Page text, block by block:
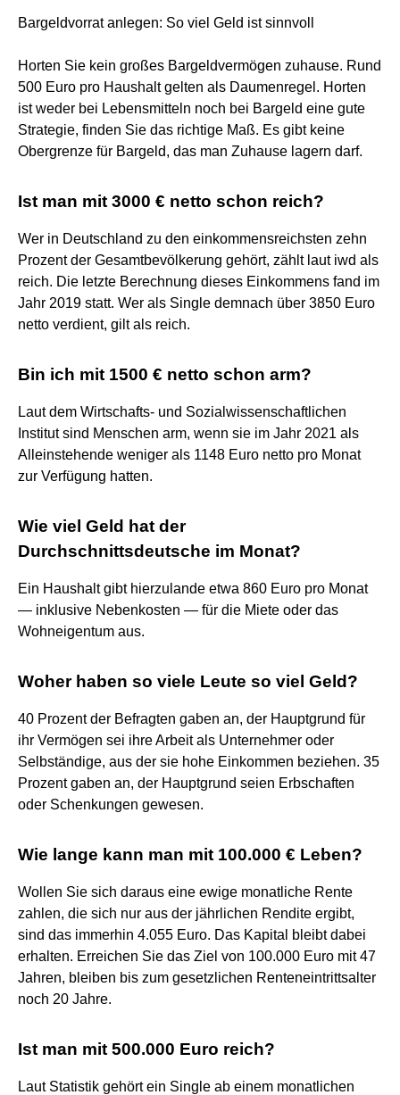
Bargeldvorrat anlegen: So viel Geld ist sinnvoll
Horten Sie kein großes Bargeldvermögen zuhause. Rund
500 Euro pro Haushalt gelten als Daumenregel. Horten
ist weder bei Lebensmitteln noch bei Bargeld eine gute
Strategie, finden Sie das richtige Maß. Es gibt keine
Obergrenze für Bargeld, das man Zuhause lagern darf.
Ist man mit 3000 € netto schon reich?
Wer in Deutschland zu den einkommensreichsten zehn
Prozent der Gesamtbevölkerung gehört, zählt laut iwd als
reich. Die letzte Berechnung dieses Einkommens fand im
Jahr 2019 statt. Wer als Single demnach über 3850 Euro
netto verdient, gilt als reich.
Bin ich mit 1500 € netto schon arm?
Laut dem Wirtschafts- und Sozialwissenschaftlichen
Institut sind Menschen arm, wenn sie im Jahr 2021 als
Alleinstehende weniger als 1148 Euro netto pro Monat
zur Verfügung hatten.
Wie viel Geld hat der
Durchschnittsdeutsche im Monat?
Ein Haushalt gibt hierzulande etwa 860 Euro pro Monat
— inklusive Nebenkosten — für die Miete oder das
Wohneigentum aus.
Woher haben so viele Leute so viel Geld?
40 Prozent der Befragten gaben an, der Hauptgrund für
ihr Vermögen sei ihre Arbeit als Unternehmer oder
Selbständige, aus der sie hohe Einkommen beziehen. 35
Prozent gaben an, der Hauptgrund seien Erbschaften
oder Schenkungen gewesen.
Wie lange kann man mit 100.000 € Leben?
Wollen Sie sich daraus eine ewige monatliche Rente
zahlen, die sich nur aus der jährlichen Rendite ergibt,
sind das immerhin 4.055 Euro. Das Kapital bleibt dabei
erhalten. Erreichen Sie das Ziel von 100.000 Euro mit 47
Jahren, bleiben bis zum gesetzlichen Renteneintrittsalter
noch 20 Jahre.
Ist man mit 500.000 Euro reich?
Laut Statistik gehört ein Single ab einem monatlichen